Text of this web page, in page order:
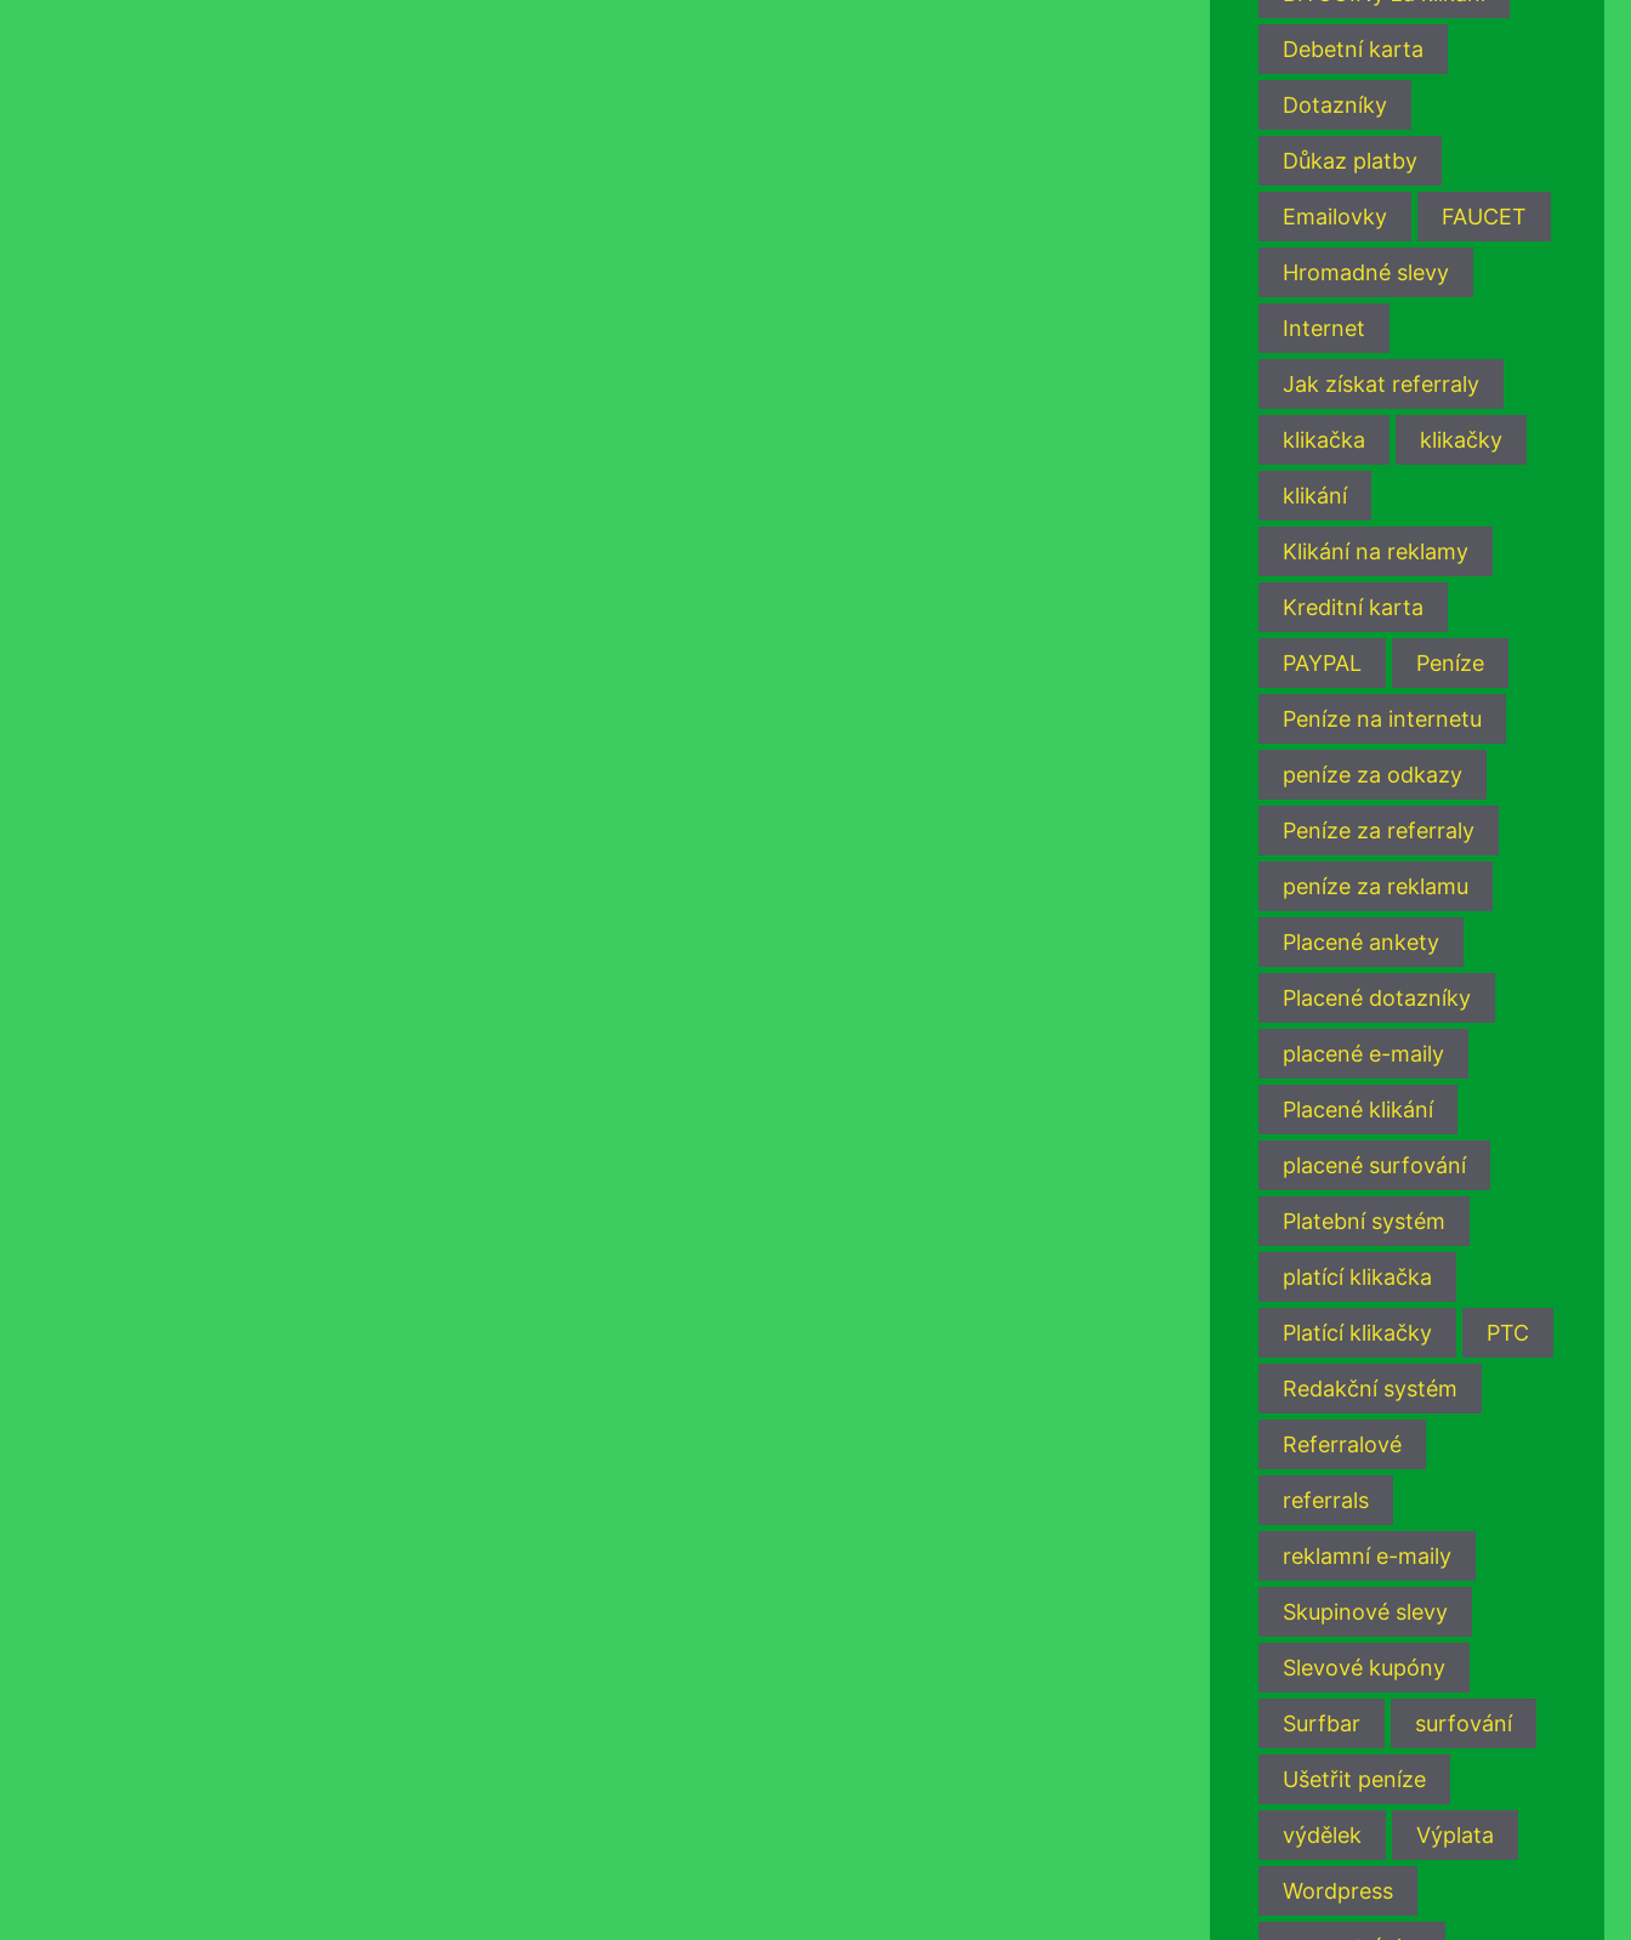
Debetní karta
Dotazníky
Důkaz platby
Emailovky FAUCET
Hromadné slevy
Internet
Jak získat referraly
klikačka klikačky
klikání
Klikání na reklamy
Kreditní karta
PAYPAL Peníze
Peníze na internetu
peníze za odkazy
Peníze za referraly
peníze za reklamu
Placené ankety
Placené dotazníky
placené e-maily
Placené klikání
placené surfování
Platební systém
platící klikačka
Platící klikačky PTC
Redakční systém
Referralové
referrals
reklamní e-maily
Skupinové slevy
Slevové kupóny
Surfbar surfování
Ušetřit peníze
výdělek Výplata
Wordpress